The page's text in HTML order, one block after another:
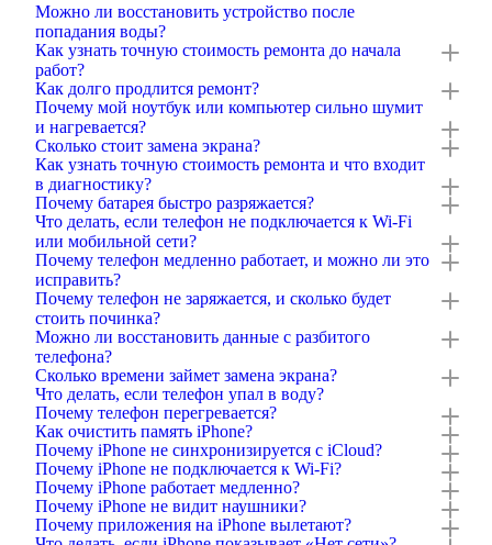
Можно ли восстановить устройство после
попадания воды?
Как узнать точную стоимость ремонта до начала
работ?
Как долго продлится ремонт?
Почему мой ноутбук или компьютер сильно шумит
и нагревается?
Сколько стоит замена экрана?
Как узнать точную стоимость ремонта и что входит
в диагностику?
Почему батарея быстро разряжается?
Что делать, если телефон не подключается к Wi-Fi
или мобильной сети?
Почему телефон медленно работает, и можно ли это
исправить?
Почему телефон не заряжается, и сколько будет
стоить починка?
Можно ли восстановить данные с разбитого
телефона?
Сколько времени займет замена экрана?
Что делать, если телефон упал в воду?
Почему телефон перегревается?
Как очистить память iPhone?
Почему iPhone не синхронизируется с iCloud?
Почему iPhone не подключается к Wi-Fi?
Почему iPhone работает медленно?
Почему iPhone не видит наушники?
Почему приложения на iPhone вылетают?